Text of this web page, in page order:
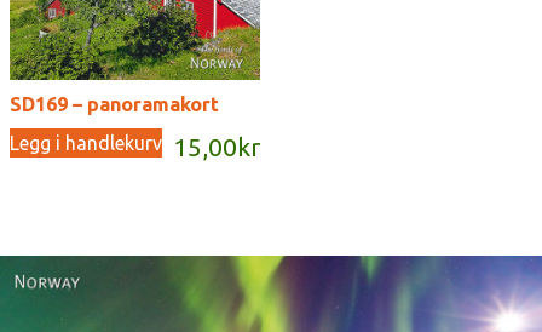
SD169 – panoramakort
15,00 kr
Legg i handlekurv